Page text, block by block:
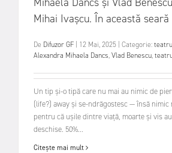
Mihai Ivașcu. În această
De Difuzor GF 12 Mai, 2025 Categorie:
Alexandra Mihaela Dancs,Vlad Benescu,
Un tip și-o tipă care nu mai au nimic de
(life?) away și se-ndrăgostesc — însă nimic
pentru că ușile dintre viață, moarte și vis
deschise. 50%...
Citește mai mult